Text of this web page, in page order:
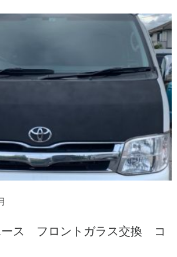
ース フロントガラス交換 コ